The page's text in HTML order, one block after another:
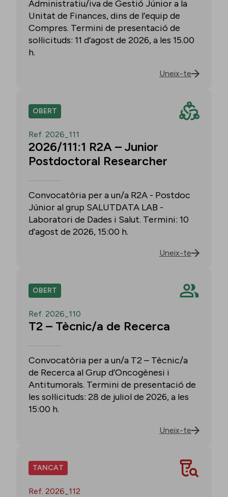
Administratiu/iva de Gestió Júnior a la
Unitat de Finances, dins de l’equip de
Compres. Termini de presentació de
sol·licituds: 11 d’agost de 2026, a les 15.00
h.
Uneix-te
OBERT
Ref. 2026_111
2026/111:1 R2A – Junior
Postdoctoral Researcher
Convocatòria per a un/a R2A - Postdoc
Júnior al grup SALUTDATA LAB -
Laboratori de Dades i Salut. Termini: 10
d’agost de 2026, 15:00 h.
Uneix-te
OBERT
Ref. 2026_110
T2 – Tècnic/a de Recerca
Convocatòria per a un/a T2 – Tècnic/a
de Recerca al Grup d’Oncogènesi i
Antitumorals. Termini de presentació de
les sol·licituds: 28 de juliol de 2026, a les
15:00 h.
Uneix-te
TANCAT
Ref. 2026_112